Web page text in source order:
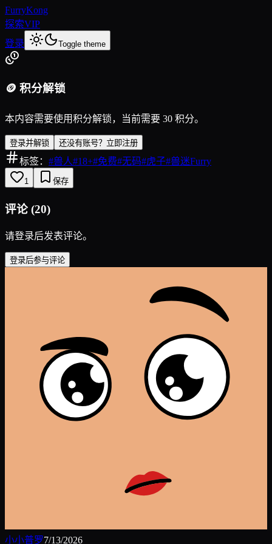
FurryKong
探索VIP
登录
Toggle theme
🪙 积分解锁
本内容需要使用积分解锁，当前需要 30 积分。
登录并解锁 还没有账号？立即注册
标签： #兽人#18+#免费#无码#虎子#兽迷Furry
1 保存
评论 (20)
请登录后发表评论。
登录后参与评论
小小普罗7/13/2026